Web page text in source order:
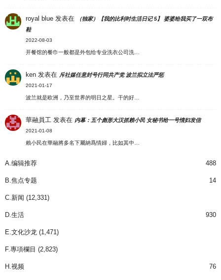
royal blue 发表在
（独家）【我的比利时生活日记 5】 婆婆给我买了一双布
鞋
2022-08-03
开餐馆的餐巾一般都是外包给专业洗衣公司洗…
ken 发表在 斥社媒任意封号行同共产党 波兰拟立法严惩
2021-01-17
波兰就是欧洲，乃至世界的明日之星。干的好…
華融員工 发表在 内幕：五个彪形大汉抓赖小民 女秘书给一号情妇发信
2021-01-08
賴小民在華融將多名下屬納爲情婦，比如其中…
A.编辑推荐 488
B.焦点专题 14
C.新闻 (12,331)
D.生活 930
E.文化沙龙 (1,471)
F.專項欄目 (2,823)
H.视频 76